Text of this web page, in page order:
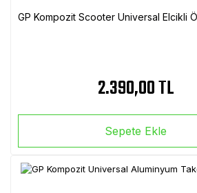
GP Kompozit Scooter Universal Elcikli
2.390,00 TL
Sepete Ekle